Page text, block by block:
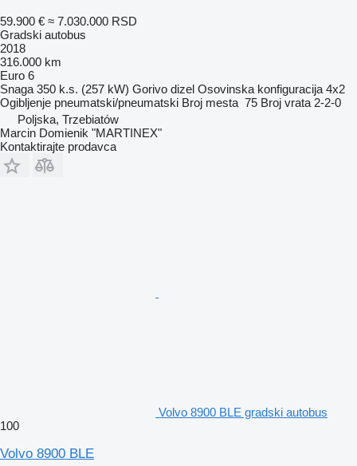
59.900 € ≈ 7.030.000 RSD
Gradski autobus
2018
316.000 km
Euro 6
Snaga 350 k.s. (257 kW) Gorivo dizel Osovinska konfiguracija 4x2
Ogibljenje pneumatski/pneumatski Broj mesta 75 Broj vrata 2-2-0
Poljska, Trzebiatów
Marcin Domienik "MARTINEX"
Kontaktirajte prodavca
Volvo 8900 BLE gradski autobus
100
Volvo 8900 BLE